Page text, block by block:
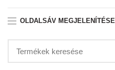
OLDALSÁV MEGJELENÍTÉSE